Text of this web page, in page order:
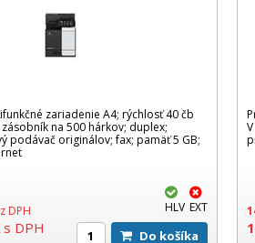
zariadenie A4; rýchlosť 40 čb
na 500 hárkov; duplex;
podávač originálov; fax; pamäť 5 GB;
DPH
s DPH
HLV EXT
Do košíka